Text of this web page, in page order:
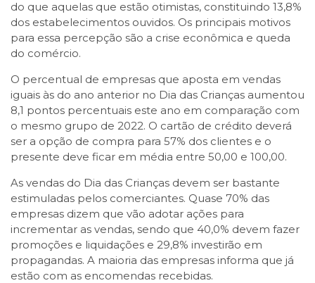
do que aquelas que estão otimistas, constituindo 13,8%
dos estabelecimentos ouvidos. Os principais motivos
para essa percepção são a crise econômica e queda
do comércio.
O percentual de empresas que aposta em vendas
iguais às do ano anterior no Dia das Crianças aumentou
8,1 pontos percentuais este ano em comparação com
o mesmo grupo de 2022. O cartão de crédito deverá
ser a opção de compra para 57% dos clientes e o
presente deve ficar em média entre 50,00 e 100,00.
As vendas do Dia das Crianças devem ser bastante
estimuladas pelos comerciantes. Quase 70% das
empresas dizem que vão adotar ações para
incrementar as vendas, sendo que 40,0% devem fazer
promoções e liquidações e 29,8% investirão em
propagandas. A maioria das empresas informa que já
estão com as encomendas recebidas.